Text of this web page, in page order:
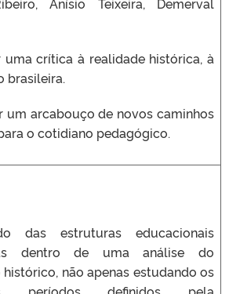
uma crítica à realidade histórica, à
brasileira.
um arcabouço de novos caminhos
o cotidiano pedagógico.
das estruturas educacionais
dentro de uma análise do
histórico, não apenas estudando os
períodos definidos pela